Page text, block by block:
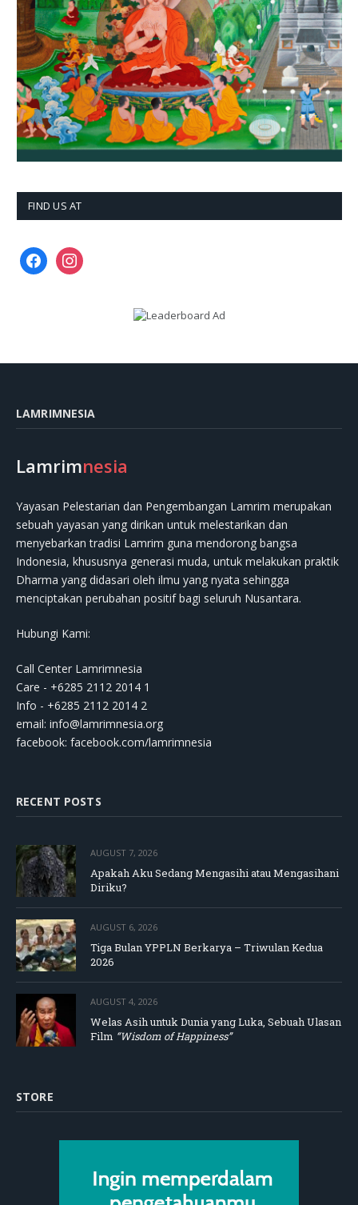
FIND US AT
facebookinstagram
LAMRIMNESIA
Lamrimnesia
Yayasan Pelestarian dan Pengembangan Lamrim merupakan
sebuah yayasan yang dirikan untuk melestarikan dan
menyebarkan tradisi Lamrim guna mendorong bangsa
Indonesia, khususnya generasi muda, untuk melakukan praktik
Dharma yang didasari oleh ilmu yang nyata sehingga
menciptakan perubahan positif bagi seluruh Nusantara.
Hubungi Kami:
Call Center Lamrimnesia
Care - +6285 2112 2014 1
Info - +6285 2112 2014 2
email: info@lamrimnesia.org
facebook: facebook.com/lamrimnesia
RECENT POSTS
AUGUST 7, 2026
Apakah Aku Sedang Mengasihi atau Mengasihani
Diriku?
AUGUST 6, 2026
Tiga Bulan YPPLN Berkarya – Triwulan Kedua
2026
AUGUST 4, 2026
Welas Asih untuk Dunia yang Luka, Sebuah Ulasan
Film “Wisdom of Happiness”
STORE